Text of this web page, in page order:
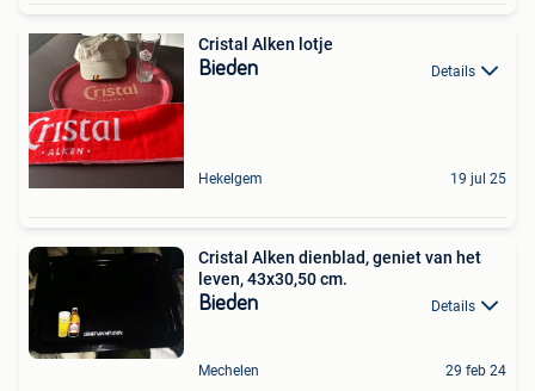
Cristal Alken lotje
Bieden Details
Hekelgem 19 jul 25
Cristal Alken dienblad, geniet van het
leven, 43x30,50 cm.
Bieden Details
Mechelen 29 feb 24